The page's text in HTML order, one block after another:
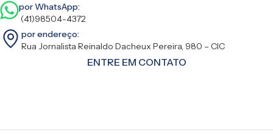
por WhatsApp:
(41)98504-4372
por endereço:
Rua Jornalista Reinaldo Dacheux Pereira, 980 – CIC
ENTRE EM CONTATO